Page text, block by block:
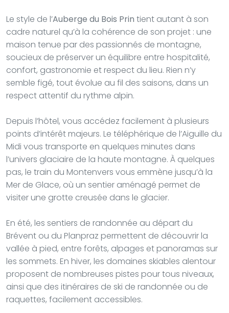
Le style de l’Auberge du Bois Prin tient autant à son
cadre naturel qu’à la cohérence de son projet : une
maison tenue par des passionnés de montagne,
soucieux de préserver un équilibre entre hospitalité,
confort, gastronomie et respect du lieu. Rien n’y
semble figé, tout évolue au fil des saisons, dans un
respect attentif du rythme alpin.
Depuis l’hôtel, vous accédez facilement à plusieurs
points d’intérêt majeurs. Le téléphérique de l’Aiguille du
Midi vous transporte en quelques minutes dans
l’univers glaciaire de la haute montagne. À quelques
pas, le train du Montenvers vous emmène jusqu’à la
Mer de Glace, où un sentier aménagé permet de
visiter une grotte creusée dans le glacier.
En été, les sentiers de randonnée au départ du
Brévent ou du Planpraz permettent de découvrir la
vallée à pied, entre forêts, alpages et panoramas sur
les sommets. En hiver, les domaines skiables alentour
proposent de nombreuses pistes pour tous niveaux,
ainsi que des itinéraires de ski de randonnée ou de
raquettes, facilement accessibles.